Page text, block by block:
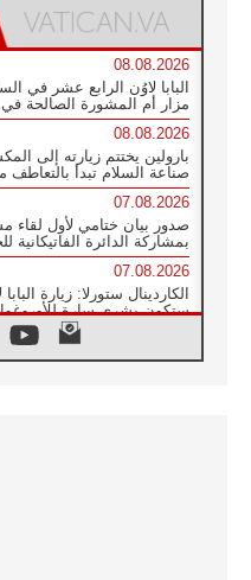
08.08.2026
البابا لاوُن الرابع عشر في
مزار أم المشورة الصالحة في
08.08.2026
بارولين يختتم زيارته إلى
صناعة السلام تبدأ بالتعاطف
07.08.2026
صدور بيان ختامي لأول
بمشاركة الدائرة الفاتيكانية
07.08.2026
الكاردينال ستورلا: زيارة
ستكون بشرى سارة
الفاتيكان يعلن برنامج الزيارة